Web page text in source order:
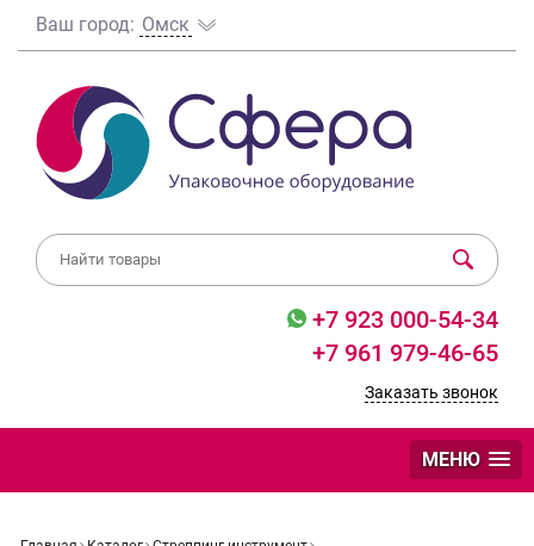
Ваш город: Омск
+7 923 000-54-34
+7 961 979-46-65
Заказать звонок
МЕНЮ